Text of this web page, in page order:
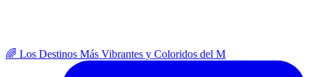
🌈 Los Destinos Más Vibrantes y Coloridos del M